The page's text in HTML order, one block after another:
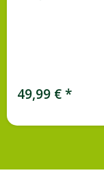
12,99 €*